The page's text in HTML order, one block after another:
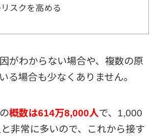
スクを高める
がわからない場合や、複数の原
る場合も少なくありません。
概数は614万8,000人で、1,000
非常に多いので、これから接す